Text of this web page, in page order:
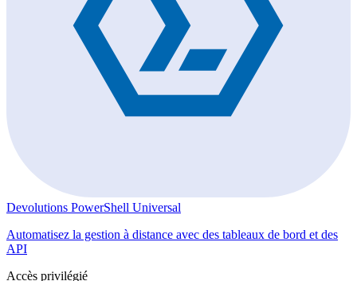
Devolutions PowerShell Universal
Automatisez la gestion à distance avec des tableaux de bord et des
API
Accès privilégié